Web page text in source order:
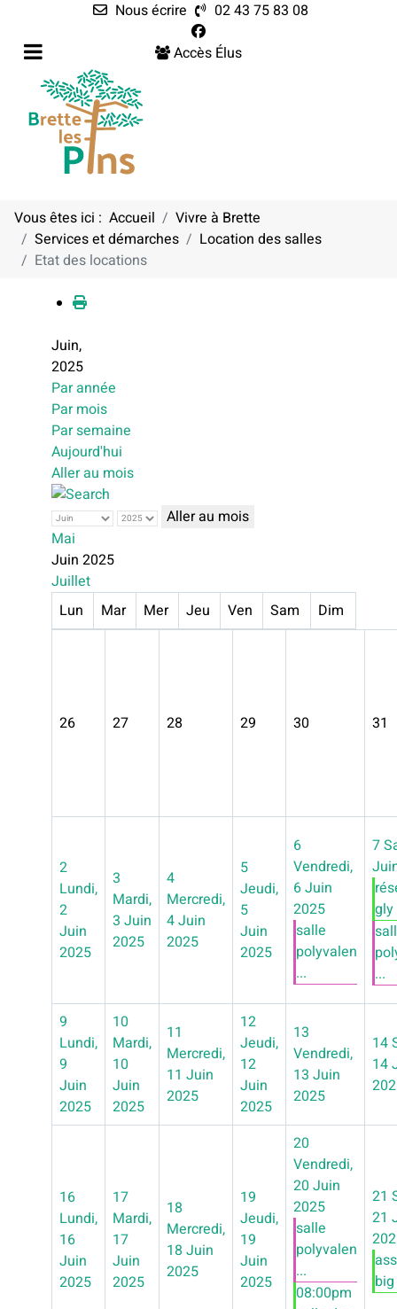
Nous écrire
02 43 75 83 08
Accès Élus
Vous êtes ici : Accueil
Vivre à Brette
Services et démarches
Location des salles
Etat des locations
Calendrier
Juin,
2025
Par année
Par mois
Par semaine
Aujourd'hui
Aller au mois
Aller au mois
Mai
Juin 2025
Juillet
Lun
Mar Mer Jeu Ven Sam Dim
26 27 28 29 30 31
2
Lundi,
2
Juin
2025
3
Mardi,
3 Juin
2025
4
Mercredi,
4 Juin
2025
5
Jeudi,
5
Juin
2025
6
Vendredi,
6 Juin
2025
salle
polyvalen
...
7
gly
...
9
Lundi,
9
Juin
2025
10
Mardi,
10
Juin
2025
11
Mercredi,
11 Juin
2025
12
Jeudi,
12
Juin
2025
13
Vendredi,
13 Juin
2025
14
14
16
Lundi,
16
Juin
2025
17
Mardi,
17
Juin
2025
18
Mercredi,
18 Juin
2025
19
Jeudi,
19
Juin
2025
20
Vendredi,
20 Juin
2025
salle
polyvalen
...
08:00pm
21
21